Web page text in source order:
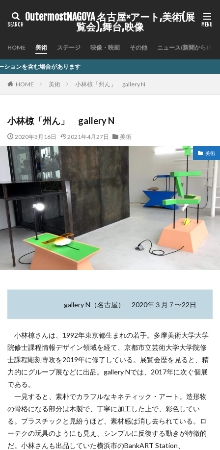
OutermostNAGOYA 名古屋×アート,美術(展
覧会),舞台,映像
HOME 美術 ステージ 映像・映画 その他 ニュース(新聞から)
HOME 美術 小林椋「州ん」 gallery N
小林椋「州ん」 gallery N
2020年3月16日 2021年4月27日 美術
美術
gallery N（名古屋） 2020年３月７〜22日
小林椋さんは、1992年東京都生まれの若手。多摩美術大学大学
院修士課程情報デザイン領域を経て、京都市立芸術大学大学院修
士課程彫刻専攻を2019年に修了している。展覧会歴を見ると、精
力的にグループ展などに出品。gallery Nでは、2017年に次ぐ個展
である。
一見すると、素朴でカラフルなキネティック・アート。造形物
の骨格になる部分は木製で、丁寧に加工した上で、彩色してい
る。プラスチックと見紛うほど、素材感は消し去られている。ロ
ーテクの玩具のようにも見え、シンプルに反復する動きが特徴的
だ。小林さんも出品していた横浜市のBankART Station、